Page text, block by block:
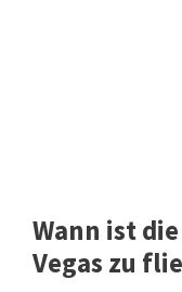
Wann ist
Vegas zu